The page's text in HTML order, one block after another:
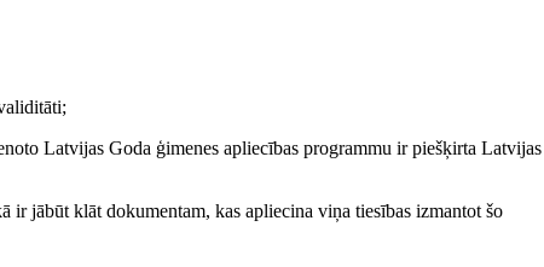
Latvijas Goda ģimenes apliecības programmu ir piešķirta Latvijas
ir jābūt klāt dokumentam, kas apliecina viņa tiesības izmantot šo